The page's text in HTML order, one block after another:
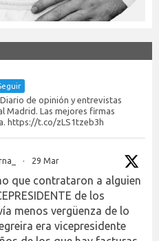
de opinión y entrevistas
Madrid. Las mejores firmas
https://t.co/zLS1tzeb3h
· 29 Mar
que contrataron a alguien
de los
menos vergüenza de lo
era vicepresidente